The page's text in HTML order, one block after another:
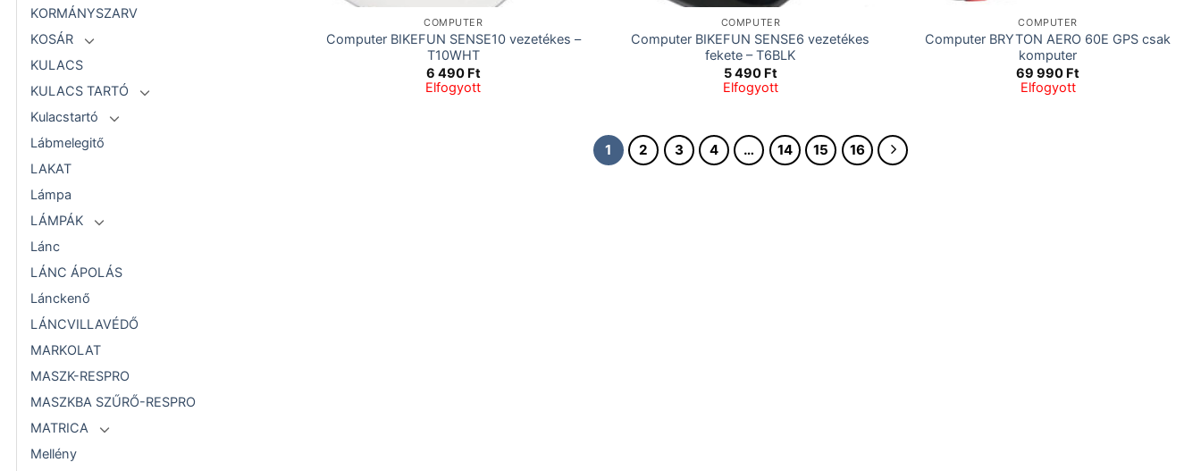
KORMÁNYSZARV
KOSÁR
KULACS
KULACS TARTÓ
Kulacstartó
Lábmelegitő
LAKAT
Lámpa
LÁMPÁK
Lánc
LÁNC ÁPOLÁS
Lánckenő
LÁNCVILLAVÉDŐ
MARKOLAT
MASZK-RESPRO
MASZKBA SZŰRŐ-RESPRO
MATRICA
Mellény
COMPUTER
Computer BIKEFUN SENSE10 vezetékes –
T10WHT
6 490 Ft
Elfogyott
COMPUTER
Computer BIKEFUN SENSE6 vezetékes
fekete – T6BLK
5 490 Ft
Elfogyott
COMPUTER
Computer BRYTON AERO 60E GPS csak
komputer
69 990 Ft
Elfogyott
1 2 3 4 … 14 15 16